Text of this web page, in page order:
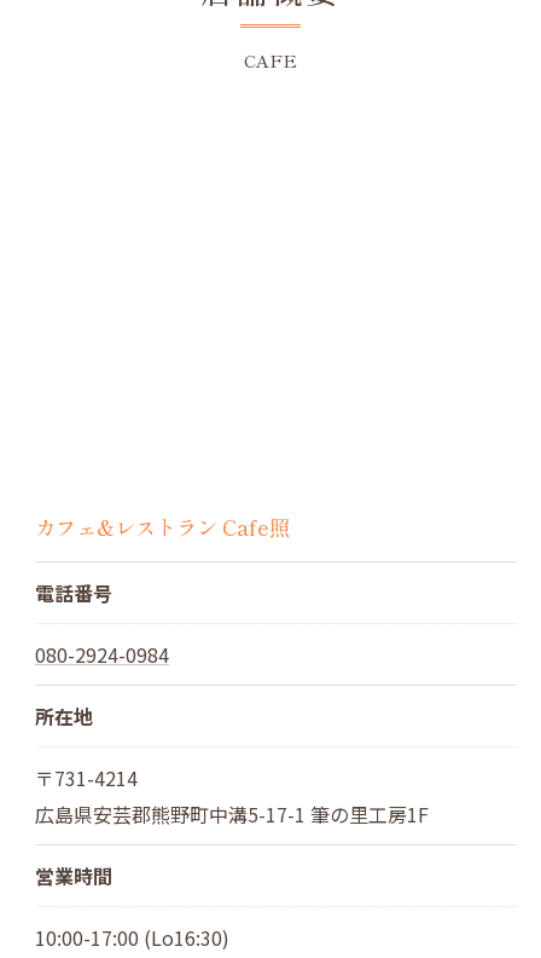
CAFE
カフェ&レストラン Cafe照
電話番号
080-2924-0984
所在地
〒731-4214
広島県安芸郡熊野町中溝5-17-1 筆の里工房1F
営業時間
10:00-17:00 (Lo16:30)